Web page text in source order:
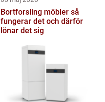
Bortforsling möbler så
fungerar det och därför
lönar det sig